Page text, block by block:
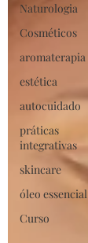
Naturologia
Cosméticos
aromaterapia
estética
autocuidado
práticas
integrativas
skincare
óleo essencial
Curso